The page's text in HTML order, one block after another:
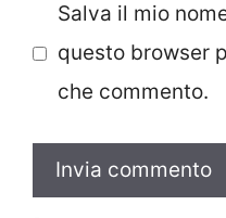
Salva il mio
questo browser
che commento.